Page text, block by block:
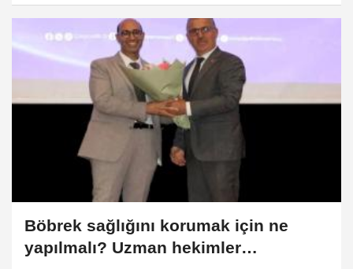
Böbrek sağlığını korumak için ne
yapılmalı? Uzman hekimler